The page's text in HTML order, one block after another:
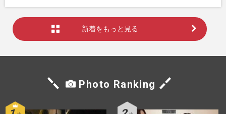
新着をもっと見る
Photo Ranking